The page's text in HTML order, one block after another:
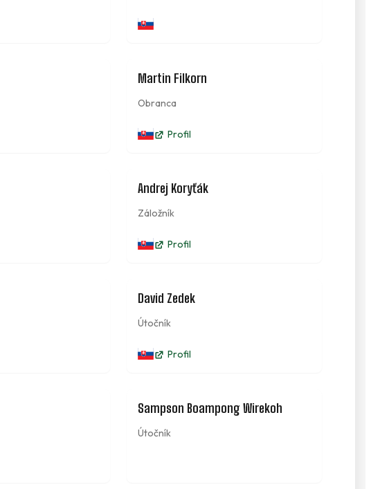
Martin Filkorn
Obranca
Profil
Andrej Koryťák
Záložník
Profil
David Zedek
Útočník
Profil
Sampson Boampong Wirekoh
Útočník